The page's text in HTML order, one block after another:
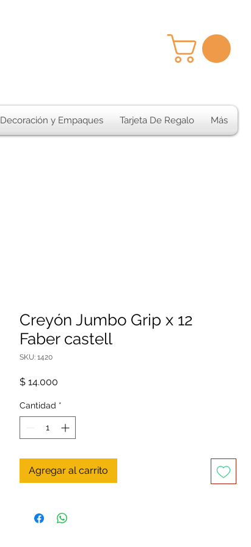
Decoración y Empaques Tarjeta De Regalo Más
Creyón Jumbo Grip x 12
Faber castell
SKU: 1420
$ 14.000
Cantidad *
Agregar al carrito